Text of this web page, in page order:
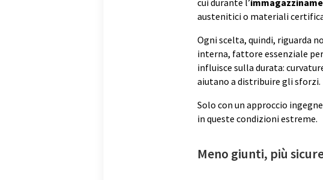
cui durante l’
austenitici o materiali
Ogni scelta, quindi, riguarda
interna, fattore essenziale
influisce sulla durata:
aiutano a distribuire gli sforzi.
Solo con un approccio
in queste condizioni estreme.
Meno giunti, più